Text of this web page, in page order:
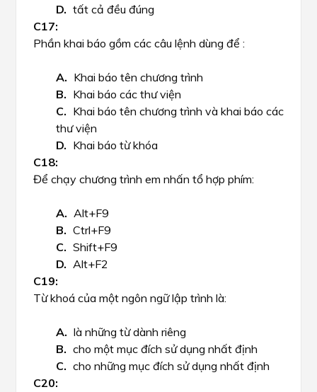
tất cả đều đúng
Phần khai báo gồm các câu lệnh dùng để :
Khai báo tên chương trình
Khai báo các thư viện
Khai báo tên chương trình và khai báo các
thư viện
Khai báo từ khóa
Để chạy chương trình em nhấn tổ hợp phím:
Alt+F9
Ctrl+F9
Shift+F9
Alt+F2
Từ khoá của một ngôn ngữ lập trình là:
là những từ dành riêng
cho một mục đích sử dụng nhất định
cho những mục đích sử dụng nhất định